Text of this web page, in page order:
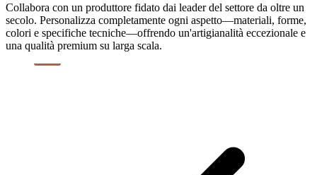
Collabora con un produttore fidato dai leader del settore da oltre un
secolo. Personalizza completamente ogni aspetto—materiali, forme,
colori e specifiche tecniche—offrendo un'artigianalità eccezionale e
una qualità premium su larga scala.